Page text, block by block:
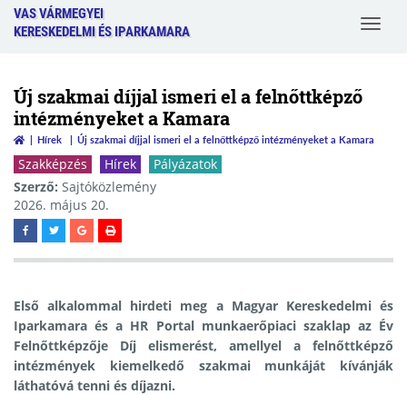
VAS VÁRMEGYEI
KERESKEDELMI ÉS IPARKAMARA
Toggle
Új szakmai díjjal ismeri el a felnőttképző
intézményeket a Kamara
Hírek Új szakmai díjjal ismeri el a felnőttképző intézményeket a Kamara
Szakképzés Hírek
Pályázatok
Szerző: Sajtóközlemény
2026. május 20.
Első alkalommal hirdeti meg a Magyar Kereskedelmi és
Iparkamara és a HR Portal munkaerőpiaci szaklap az Év
Felnőttképzője Díj elismerést, amellyel a felnőttképző
intézmények kiemelkedő szakmai munkáját kívánják
láthatóvá tenni és díjazni.